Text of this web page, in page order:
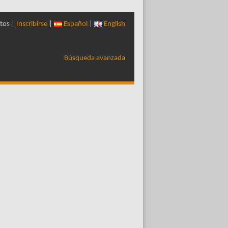
| Inscribirse Español English
Búsqueda avanzada